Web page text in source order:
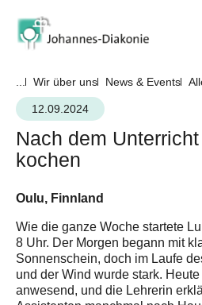
... Wir über uns News & Events
12.09.2024
Nach dem
kochen
Oulu, Finnland
Wie die ganze Woche startete
8 Uhr. Der Morgen begann mit
Sonnenschein, doch im Laufe
und der Wind wurde stark.
anwesend, und die Lehrerin